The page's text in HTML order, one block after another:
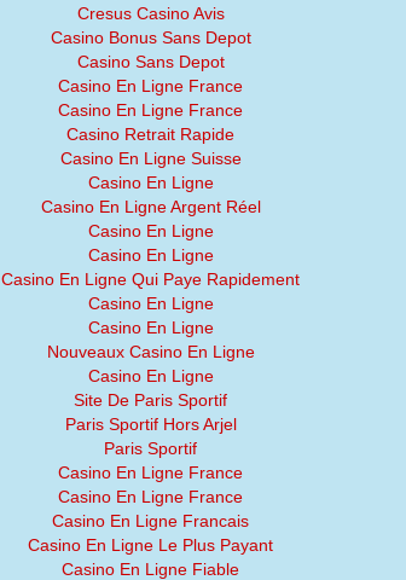
Cresus Casino Avis
Casino Bonus Sans Depot
Casino Sans Depot
Casino En Ligne France
Casino En Ligne France
Casino Retrait Rapide
Casino En Ligne Suisse
Casino En Ligne
Casino En Ligne Argent Réel
Casino En Ligne
Casino En Ligne
Casino En Ligne Qui Paye Rapidement
Casino En Ligne
Casino En Ligne
Nouveaux Casino En Ligne
Casino En Ligne
Site De Paris Sportif
Paris Sportif Hors Arjel
Paris Sportif
Casino En Ligne France
Casino En Ligne France
Casino En Ligne Francais
Casino En Ligne Le Plus Payant
Casino En Ligne Fiable